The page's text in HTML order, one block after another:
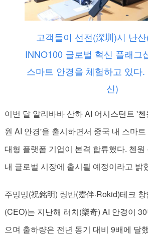
고객들이 선전(深圳)시 난
INNO100 글로벌 혁신 플래그
스마트 안경을 체험하고 있다
신)
이번 달 알리바바 산하 AI 어시스턴트 '첸
원 AI 안경'을 출시하면서 중국 내 스마
대형 플랫폼 기업이 본격 합류했다. 첸원
내 글로벌 시장에 출시될 예정이라고 밝
주밍밍(祝銘明) 링반(靈伴·Rokid)테크
(CEO)는 지난해 러치(樂奇) AI 안경이
으며 출하량은 전년 동기 대비 9배에 달